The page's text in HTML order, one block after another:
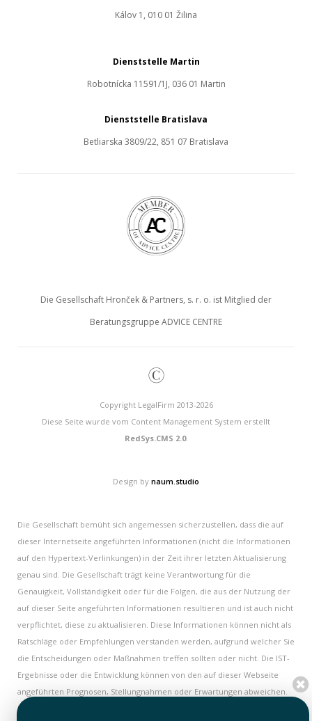
Dienststelle Martin
Robotnícka 11591/1J, 036 01 Martin
Kálov 1, 010 01 Žilina
Dienststelle Bratislava
Betliarska 3809/22, 851 07 Bratislava
Die Gesellschaft Hronček & Partners, s. r. o. ist Mitglied der
Beratungsgruppe ADVICE CENTRE
©
Copyright LegalFirm 2013-2026
Diese Seite wurde vom Content Management System erstellt
RedSys.CMS 2.0.
Design by naum.studio
Die Gesellschaft bemüht sich angemessen sicherzustellen, dass die auf
dieser Internetseite angeführten Informationen (nicht die Informationen
auf den Hypertext-Verlinkungen) in der Zeit ihrer letzten Aktualisierung
genau sind. Die Gesellschaft trägt keine Verantwortung für die
Genauigkeit, Vollständigkeit oder für die Folgen, die aus der Nutzung der
auf dieser Seite angeführten Informationen resultieren und ist auch nicht
verpflichtet, diese zu aktualisieren. Diese Informationen können nicht als
Ratschläge oder Empfehlungen verstanden werden, aufgrund welcher Sie
die Entscheidungen oder Maßnahmen treffen sollten oder nicht. Die IST-
Ergebnisse oder die Entwicklung können von den auf dieser Webseite
angeführten Prognosen, Stellungnahmen oder Erwartungen abweichen.
Einige Informationen auf dieser Internetseite haben einen historischen